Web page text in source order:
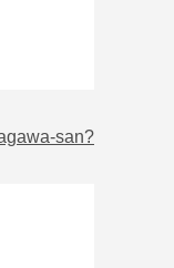
san?